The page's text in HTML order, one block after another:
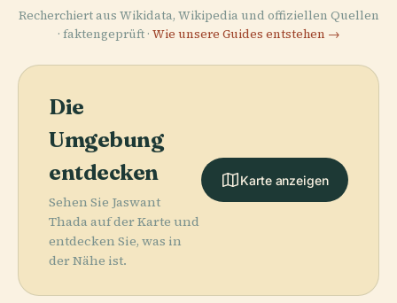
Recherchiert aus Wikidata, Wikipedia und offiziellen Quellen
· faktengeprüft · Wie unsere Guides entstehen →
Die
Umgebung
entdecken
Sehen Sie Jaswant
Thada auf der Karte und
entdecken Sie, was in
der Nähe ist.
Karte anzeigen